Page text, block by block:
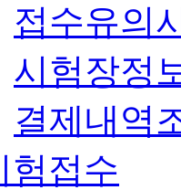
접수유의
시험장정
결제내역
험접수